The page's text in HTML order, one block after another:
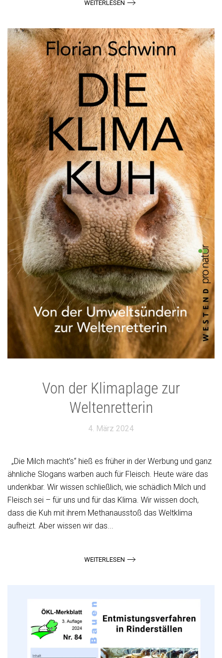
WEITERLESEN
Von der Klimaplage zur
Weltenretterin
4. März 2024
„Die Milch macht’s“ hieß es früher in der Werbung und ganz
ähnliche Slogans warben auch für Fleisch. Heute wäre das
undenkbar. Wir wissen schließlich, wie schädlich Milch und
Fleisch sei – für uns und für das Klima. Wir wissen doch,
dass die Kuh mit ihrem Methanausstoß das Weltklima
aufheizt. Aber wissen wir das...
WEITERLESEN